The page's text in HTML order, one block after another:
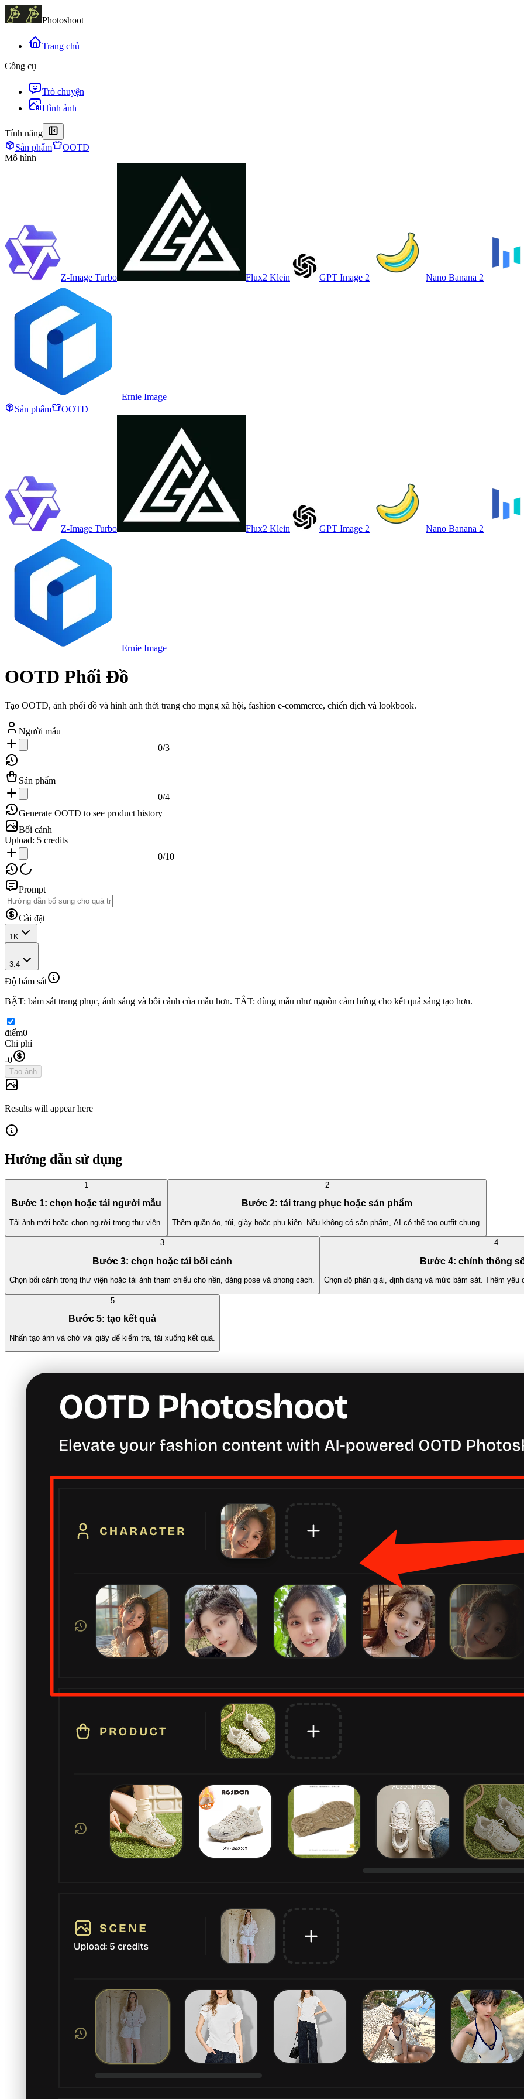
Photoshoot
Trang chủ
Công cụ
Trò chuyện
Hình ảnh
Tính năng
Sản phẩm
OOTD
Mô hình
Z-Image Turbo Flux2 Klein GPT Image 2 Nano Banana 2
Ernie Image
Sản phẩm
OOTD
Z-Image Turbo Flux2 Klein GPT Image 2 Nano Banana 2
Ernie Image
OOTD Phối Đồ
Tạo OOTD, ảnh phối đồ và hình ảnh thời trang cho mạng xã hội, fashion e-commerce, chiến dịch và lookbook.
Người mẫu
0/3
Sản phẩm
0/4
Generate OOTD to see product history
Bối cảnh
Upload: 5 credits
0/10
Prompt
Cài đặt
1K
3:4
Độ bám sát
BẬT: bám sát trang phục, ánh sáng và bối cảnh của mẫu hơn. TẮT: dùng mẫu như nguồn cảm hứng cho kết quả sáng tạo hơn.
điểm0
Chi phí
-0
Tạo ảnh
Results will appear here
Hướng dẫn sử dụng
1
Bước 1: chọn hoặc tải người mẫu
Tải ảnh mới hoặc chọn người trong thư viện.
2
Bước 2: tải trang phục hoặc sản phẩm
Thêm quần áo, túi, giày hoặc phụ kiện. Nếu không có sản phẩm, AI có thể tạo outfit chung.
3
Bước 3: chọn hoặc tải bối cảnh
Chọn bối cảnh trong thư viện hoặc tải ảnh tham chiếu cho nền, dáng pose và phong cách.
4
Bước 4: chỉnh thông
Chọn độ phân giải, định dạng và mức bám sát. Thêm yêu
5
Bước 5: tạo kết quả
Nhấn tạo ảnh và chờ vài giây để kiểm tra, tải xuống kết quả.